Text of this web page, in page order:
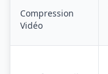
Compression
Vidéo